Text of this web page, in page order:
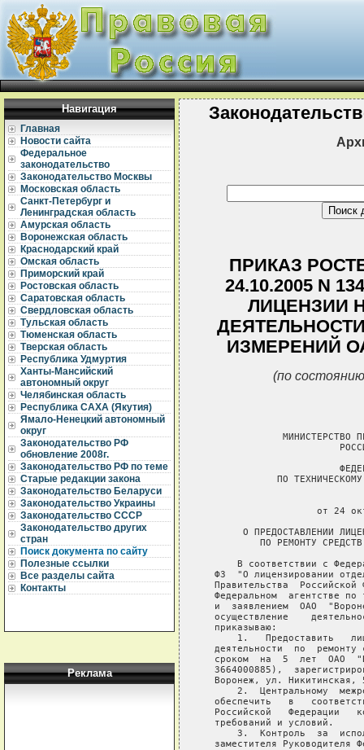
Навигация
Главная
Новости сайта
Федеральное
законодательство
Законодательство Москвы
Московская область
Санкт-Петербург и
Ленинградская область
Амурская область
Воронежская область
Краснодарский край
Омская область
Приморский край
Ростовская область
Саратовская область
Свердловская область
Тульская область
Тюменская область
Тверская область
Республика Удмуртия
Ханты-Мансийский
автономный округ
Челябинская область
Республика САХА (Якутия)
Ямало-Ненецкий автономный
округ
Законодательство РФ
обновление 2008г.
Законодательство РФ по теме
Старые редакции закона
Законодательство Беларуси
Законодательство Украины
Законодательство СССР
Законодательство других
стран
Поиск документа по сайту
Полезные ссылки
Все разделы сайта
Контакты
Реклама
ПРИКАЗ
24.10.2005 N
ЛИЦЕНЗИИ
ИЗМЕРЕНИЙ
(по
МИНИСТЕРСТВО
ПО
от 24
О ПРЕДОСТАВЛЕНИИ
ПО РЕМОНТУ
В соответствии с
ФЗ  "О лицензировании
Правительства  Российской
Федеральном  агентстве по
и  заявлением  ОАО
осуществление
   приказываю:
1.   Предоставить
деятельности  по  ремонту
сроком  на  5  лет  ОАО
3664000885),
Воронеж, ул. Никитинская,
2.  Центральному
обеспечить   в
Российской   Федерации
   требований и условий.
3.  Контроль  за
заместителя Руководителя